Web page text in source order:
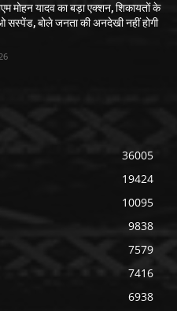
मोहन यादव का बड़ा एक्शन, शिकायतों के
सस्पेंड, बोले जनता की अनदेखी नहीं होगी
36005
19424
10095
9838
7579
7416
6938